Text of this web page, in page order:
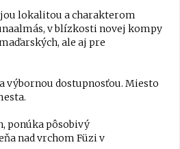
lokalitou a charakterom
v blízkosti novej kompy
ale aj pre
výbornou dostupnosťou. Miesto
ponúka pôsobivý
nad vrchom Füzi v